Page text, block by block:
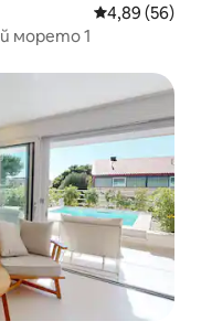
Средна
4,89 (56)
морето 1